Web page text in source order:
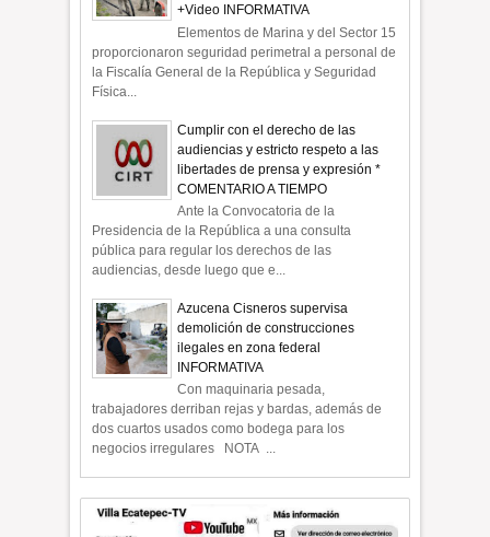
+Video INFORMATIVA
Elementos de Marina y del Sector 15
proporcionaron seguridad perimetral a personal de
la Fiscalía General de la República y Seguridad
Física...
Cumplir con el derecho de las
audiencias y estricto respeto a las
libertades de prensa y expresión *
COMENTARIO A TIEMPO
Ante la Convocatoria de la
Presidencia de la República a una consulta
pública para regular los derechos de las
audiencias, desde luego que e...
Azucena Cisneros supervisa
demolición de construcciones
ilegales en zona federal
INFORMATIVA
Con maquinaria pesada,
trabajadores derriban rejas y bardas, además de
dos cuartos usados como bodega para los
negocios irregulares NOTA ...